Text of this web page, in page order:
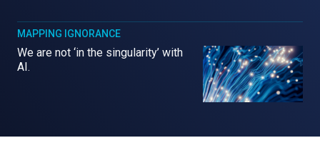
MAPPING IGNORANCE
We are not ‘in the singularity’ with
AI.